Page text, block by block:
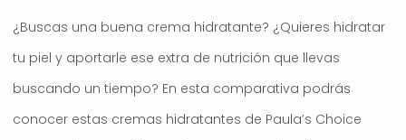
¿Buscas una buena crema hidratante? ¿Quieres hidratar
tu piel y aportarle ese extra de nutrición que llevas
buscando un tiempo? En esta comparativa podrás
conocer estas cremas hidratantes de Paula’s Choice